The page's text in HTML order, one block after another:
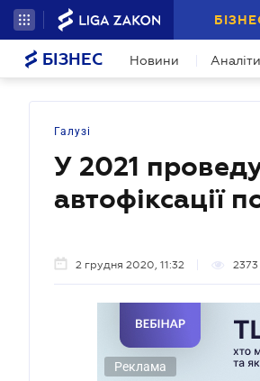
БІЗНЕС Новини
Галузі
У 2021
автофіксації
2 грудня 2020, 11:32 2373
Реклама